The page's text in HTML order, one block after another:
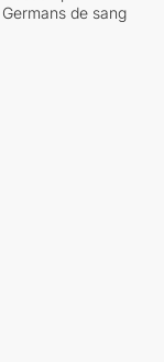
Germans de sang